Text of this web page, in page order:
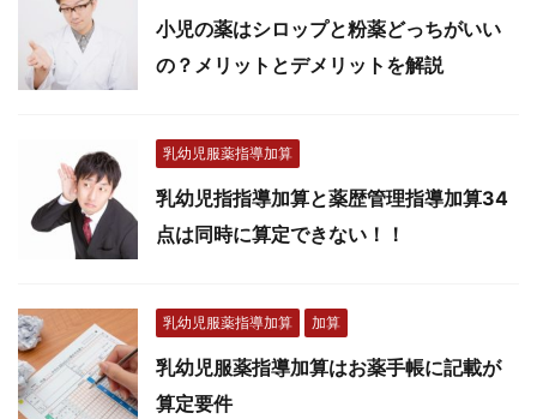
小児の薬はシロップと粉薬どっちがいい
の？メリットとデメリットを解説
乳幼児服薬指導加算
乳幼児指指導加算と薬歴管理指導加算34
点は同時に算定できない！！
乳幼児服薬指導加算 加算
乳幼児服薬指導加算はお薬手帳に記載が
算定要件